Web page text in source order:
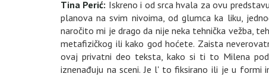
Tina Perić: Iskreno i od srca hvala za ovu
planova na svim nivoima, od glumca ka liku,
naročito mi je drago da nije neka tehnička vežba,
metafizičkog ili kako god hoćete. Zaista
ovaj privatni deo teksta, kako si ti to Milena
iznenađuju na sceni. Je l' to fiksirano ili je u formi